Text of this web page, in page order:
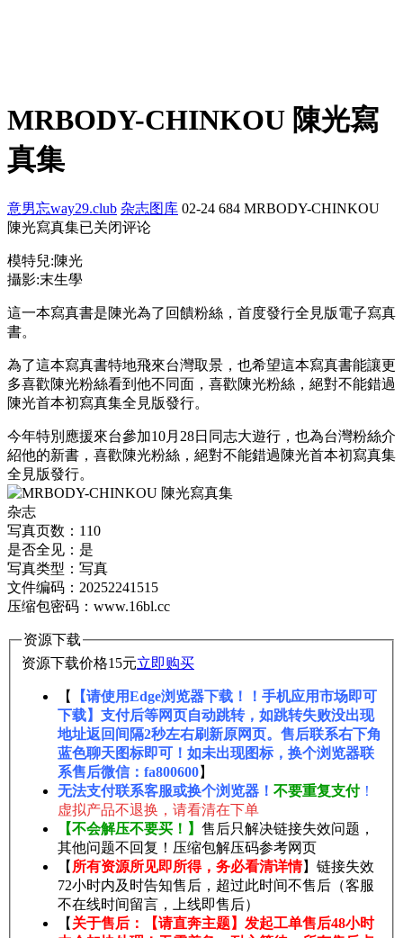
MRBODY-CHINKOU 陳光寫
真集
意男忘way29.club 杂志图库 02-24 684 MRBODY-CHINKOU
陳光寫真集已关闭评论
模特兒:陳光
攝影:末生學
這一本寫真書是陳光為了回饋粉絲，首度發行全見版電子寫真
書。
為了這本寫真書特地飛來台灣取景，也希望這本寫真書能讓更
多喜歡陳光粉絲看到他不同面，喜歡陳光粉絲，絕對不能錯過
陳光首本初寫真集全見版發行。
今年特別應援來台參加10月28日同志大遊行，也為台灣粉絲介
紹他的新書，喜歡陳光粉絲，絕對不能錯過陳光首本初寫真集
全見版發行。
杂志
写真页数：110
是否全见：是
写真类型：写真
文件编码：20252241515
压缩包密码：www.16bl.cc
资源下载
资源下载价格15元立即购买
【
【请使用Edge浏览器下载！！手机应用市场即可
下载】支付后等网页自动跳转，如跳转失败没出现
地址返回间隔2秒左右刷新原网页。售后联系右下角
蓝色聊天图标即可！如未出现图标，换个浏览器联
系售后微信：fa800600】
无法支付联系客服或换个浏览器！ 不要重复支付！
虚拟产品不退换，请看清在下单
【不会解压不要买！】 售后只解决链接失效问题，
其他问题不回复！压缩包解压码参考网页
【 所有资源所见即所得，务必看清详情】链接失效
72小时内及时告知售后，超过此时间不售后（客服
不在线时间留言，上线即售后）
【 关于售后：【请直奔主题】发起工单售后48小时